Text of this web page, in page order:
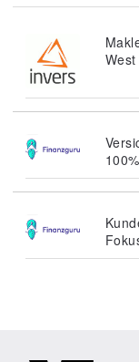
West